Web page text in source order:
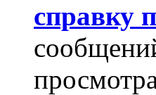
справку